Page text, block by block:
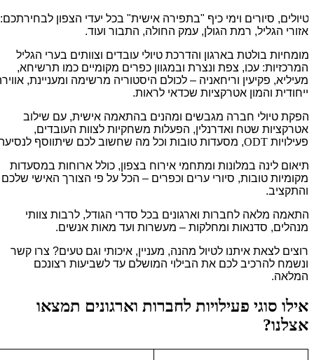
טיולים, סיורים וימי כיף "בתפירה אישית" בכל יעדי הצפון לבחירתכם:
אזורי הגליל, רמת הגולן, עמק החולה, התבור ועוד.
מומחיות בולטת בארגון והדרכת טיולי עובדים וצוותים בערי הגליל
המרכזיות: עכו, צפת ונצרת ובמגוון כפרים מקומיים כמו תרשיחא,
מעיליא, פקיעין וריחאניה – לכולם היסטוריה מרשימה ומעניינת, אווירה
ייחודית והמון אטרקציות שכדאי לראות.
הפקת טיולי חברה מגבשים ומהנים בהתאמה אישית, עם שילוב
אטרקציות שטח ואדרנלין, הפעלות משחקיות לצוות העובדים,
פעילויותODT, מסעדות טובות וכל מה שחשוב לכם שיתווסף לנסיעה.
תיאום לינה במלונות ומתחמי אירוח בצפון, כולל ארוחות במסעדות
מקומיות טובות, סיורי ערים וכפרים – הכל על פי הצורך האישי שלכם
והתקציב.
התאמה מלאה לחברות וארגונים בכל סדרי הגודל, לרבות צוותי
מנהלים, סדנאות ומחלקות – מעשרות ועד מאות אנשים.
רוצים לצאת איתנו לטיול מהנה, מעניין, איכותי וגם טעים? צרו קשר
ונשמח להרכיב לכם את הבילוי המושלם עד לשביעות רצונכם
המלאה.
אילו סוגי פעילויות לחברות וארגונים תמצאו
אצלנו?